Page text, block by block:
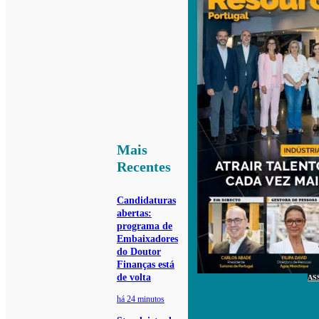
Mais
Recentes
Candidaturas
abertas:
programa de
Embaixadores
do Doutor
Finanças está
de volta
há 24 minutos